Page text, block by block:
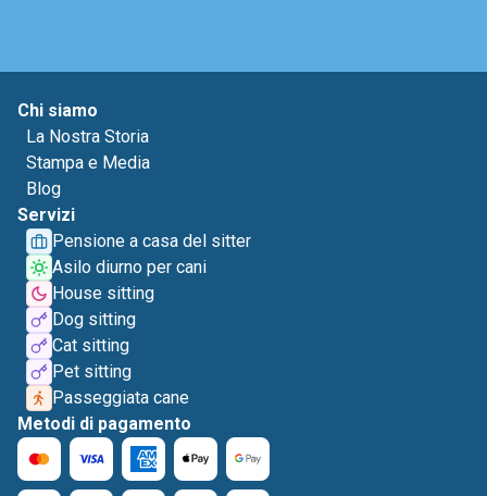
Chi siamo
La Nostra Storia
Stampa e Media
Blog
Servizi
Pensione a casa del sitter
Asilo diurno per cani
House sitting
Dog sitting
Cat sitting
Pet sitting
Passeggiata cane
Metodi di pagamento